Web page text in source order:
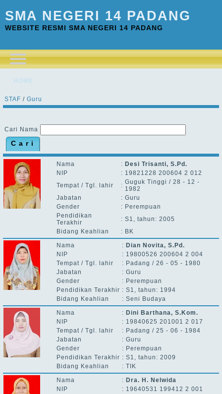
SMA NEGERI 14 PADANG
WEBSITE RESMI SMA NEGERI 14 PADANG
HOME
STAF / Guru
Cari Nama
Nama : Desi Trisanti, S.Pd.
NIP
: 19821228 200604 2 012
Tempat / Tgl. lahir
: Guguk Tinggi / 28 - 12 -
1982
Jabatan
: Guru
Gender
: Perempuan
Pendidikan
Terakhir
: S1, tahun: 2005
Bidang Keahlian
: BK
Nama
: Dian Novita, S.Pd.
NIP
: 19800526 200604 2 004
Tempat / Tgl. lahir
: Padang / 26 - 05 - 1980
Jabatan
: Guru
Gender
: Perempuan
Pendidikan Terakhir : S1, tahun: 1994
Bidang Keahlian
: Seni Budaya
Nama
: Dini Barthana, S.Kom.
NIP
: 19840625 201001 2 017
Tempat / Tgl. lahir
: Padang / 25 - 06 - 1984
Jabatan
: Guru
Gender
: Perempuan
Pendidikan Terakhir : S1, tahun: 2009
Bidang Keahlian
: TIK
Nama
: Dra. H. Nelwida
NIP
: 19640531 199412 2 001